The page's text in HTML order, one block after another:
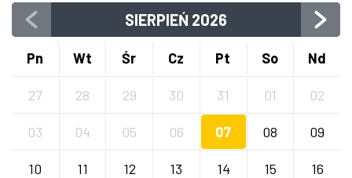
SIERPIEŃ 2026
Pn Wt Śr Cz Pt So Nd
27 28 29 30 31 01 02
03 04 05 06 07 08 09
10 11 12 13 14 15 16